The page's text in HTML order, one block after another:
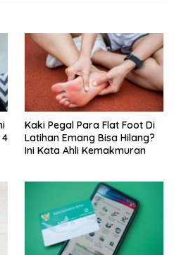
Kaki Pegal Para Flat Foot Di
Latihan Emang Bisa Hilang?
Ini Kata Ahli Kemakmuran